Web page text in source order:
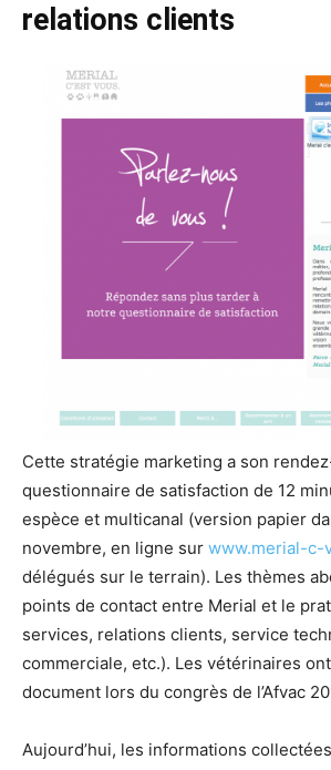
relations clients
Cette stratégie marketing a son
questionnaire de satisfaction de 12
espèce et multicanal (version papier
novembre, en ligne sur www.merial-c-
délégués sur le terrain). Les thèmes
points de contact entre Merial et le
services, relations clients, service
commerciale, etc.). Les vétérinaires
document lors du congrès de l’Afvac
Aujourd’hui, les informations